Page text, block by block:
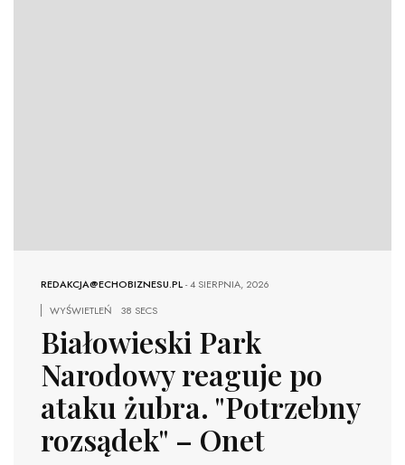
REDAKCJA@ECHOBIZNESU.PL-4 SIERPNIA, 2026
WYŚWIETLEŃ
38 SECS
Białowieski Park
Narodowy reaguje po
ataku żubra. "Potrzebny
rozsądek" – Onet